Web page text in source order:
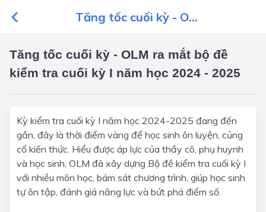
Tăng tốc cuối kỳ - O...
Tăng tốc cuối kỳ - OLM ra mắt bộ đề
kiểm tra cuối kỳ I năm học 2024 - 2025
Kỳ kiểm tra cuối kỳ I năm học 2024-2025 đang đến
gần, đây là thời điểm vàng để học sinh ôn luyện, củng
cố kiến thức. Hiểu được áp lực của thầy cô, phụ huynh
và học sinh, OLM đã xây dựng Bộ đề kiểm tra cuối kỳ I
với nhiều môn học, bám sát chương trình, giúp học sinh
tự ôn tập, đánh giá năng lực và bứt phá điểm số.